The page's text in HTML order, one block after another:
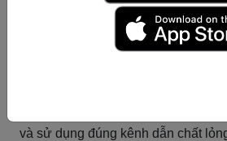
5. Độ co giãn: Độ co giãn của kênh
năng chịu biến dạng khi chất lỏng
phải được xem xét để tránh sự
và sử dụng đúng kênh dẫn chất